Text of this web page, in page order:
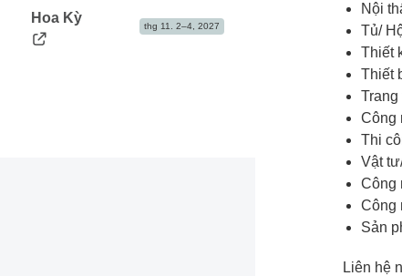
Hoa Kỳ
thg 11. 2–4, 2027
Nội
Tủ/
Thiết
Thiết
Trang
Công
Thi
Vật
Công
Công
Sản
Liên hệ